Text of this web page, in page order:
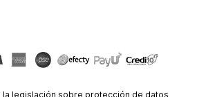
la legislación sobre protección de datos